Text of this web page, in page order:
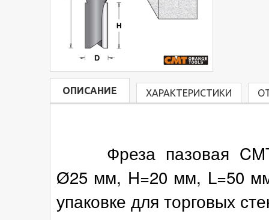
ОПИСАНИЕ ХАРАКТЕРИСТИКИ
Фреза пазовая CMT
Ø25 мм, H=20 мм, L=50
упаковке для торговых